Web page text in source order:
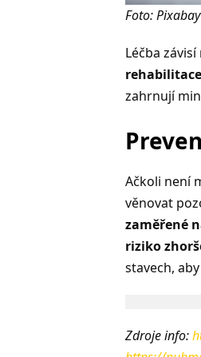
Foto: Pixabay
Léčba
zahrnují
Ačkoli není
věnovat
zaměřené
riziko
stavech,
Zdroje info: